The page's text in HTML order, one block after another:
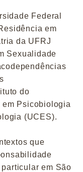
Federal
em
da UFRJ
Sexualidade
do
em Psicobiologia
(UCES).
que
em São